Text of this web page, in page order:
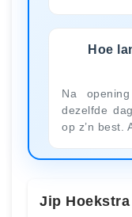
Hoe
Na
dezelfde
op z’n best.
Jip Hoekstra